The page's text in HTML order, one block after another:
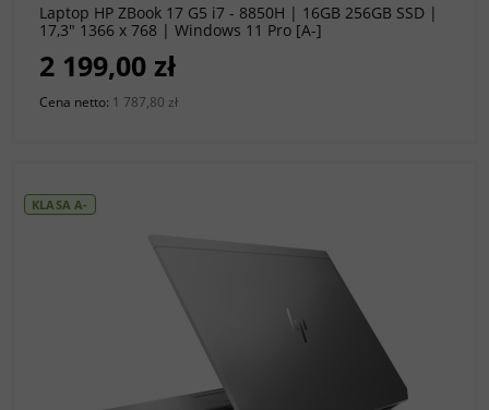
Laptop HP ZBook 17 G5 i7 - 8850H | 16GB 256GB SSD |
17,3" 1366 x 768 | Windows 11 Pro [A-]
2 199,00 zł
Cena netto: 1 787,80 zł
KLASA A-